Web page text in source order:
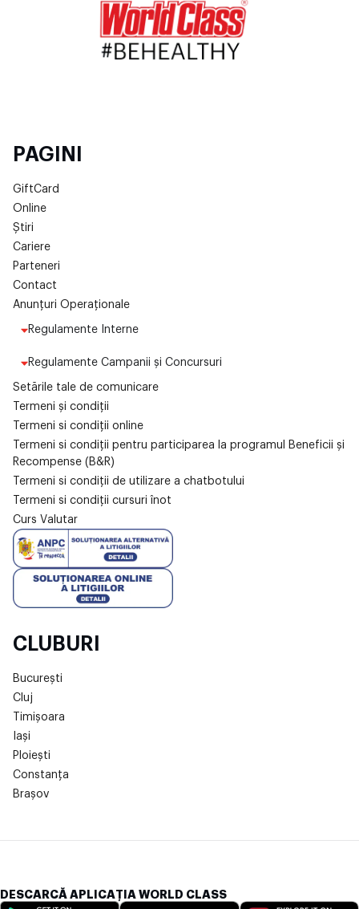
PAGINI
GiftCard
Online
Știri
Cariere
Parteneri
Contact
Anunțuri Operaționale
Regulamente Interne
Regulamente Campanii și Concursuri
Setările tale de comunicare
Termeni și condiții
Termeni si condiții online
Termeni si condiții pentru participarea la programul Beneficii și
Recompense (B&R)
Termeni si condiții de utilizare a chatbotului
Termeni si condiții cursuri înot
Curs Valutar
CLUBURI
București
Cluj
Timișoara
Iași
Ploiești
Constanța
Brașov
DESCARCĂ APLICAȚIA WORLD CLASS